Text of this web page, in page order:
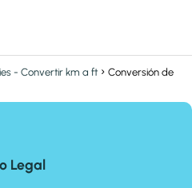
- Convertir km a ft
Conversión de
Legal